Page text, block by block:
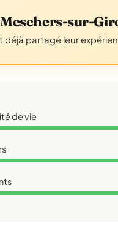
sur-
déjà partagé leur
de vie